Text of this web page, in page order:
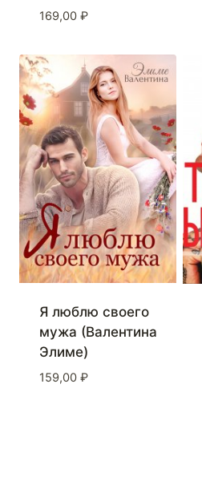
169,00 ₽
Я люблю своего
мужа (Валентина
Элиме)
159,00 ₽